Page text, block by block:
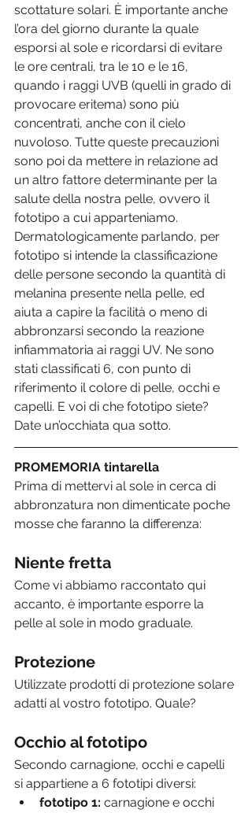
scottature solari. È importante anche
l’ora del giorno durante la quale
esporsi al sole e ricordarsi di evitare
le ore centrali, tra le 10 e le 16,
quando i raggi UVB (quelli in grado di
provocare eritema) sono più
concentrati, anche con il cielo
nuvoloso. Tutte queste precauzioni
sono poi da mettere in relazione ad
un altro fattore determinante per la
salute della nostra pelle, ovvero il
fototipo a cui apparteniamo.
Dermatologicamente parlando, per
fototipo si intende la classificazione
delle persone secondo la quantità di
melanina presente nella pelle, ed
aiuta a capire la facilità o meno di
abbronzarsi secondo la reazione
infiammatoria ai raggi UV. Ne sono
stati classificati 6, con punto di
riferimento il colore di pelle, occhi e
capelli. E voi di che fototipo siete?
Date un’occhiata qua sotto.
PROMEMORIA tintarella
Prima di mettervi al sole in cerca di
abbronzatura non dimenticate poche
mosse che faranno la differenza:
Niente fretta
Come vi abbiamo raccontato qui
accanto, è importante esporre la
pelle al sole in modo graduale.
Protezione
Utilizzate prodotti di protezione solare
adatti al vostro fototipo. Quale?
Occhio al fototipo
Secondo carnagione, occhi e capelli
si appartiene a 6 fototipi diversi:
fototipo 1: carnagione e occhi